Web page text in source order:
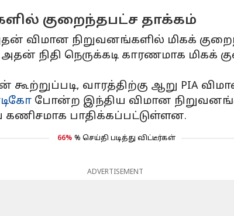
குறைந்தபட்ச தாக்கம்
விமான நிறுவனங்களில் மிகக்
நிதி நெருக்கடி காரணமாக
கூற்றுப்படி, வாரத்திற்கு ஆறு PIA
போன்ற இந்திய விமான
பாதிக்கப்பட்டுள்ளன.
66% % செய்தி படித்து விட்டீர்கள்
ADVERTISEMENT